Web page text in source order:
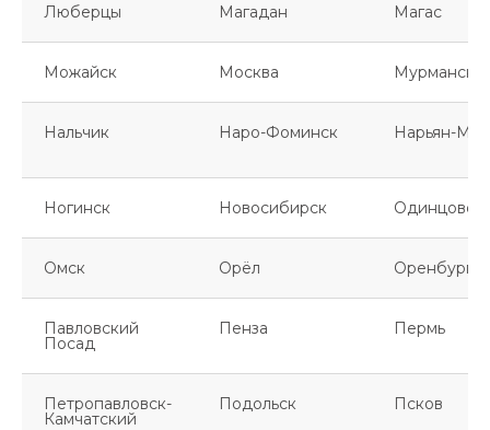
Люберцы Магадан Магас
Можайск Москва Мурманск
Нальчик Наро-Фоминск Нарьян-Мар
Ногинск Новосибирск Одинцово
Омск Орёл Оренбург
Павловский
Посад
Пенза Пермь
Петропавловск-
Камчатский
Подольск Псков